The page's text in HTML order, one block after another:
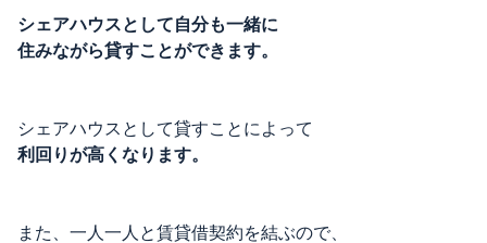
シェアハウスとして自分も一緒に
住みながら貸すことができます。
シェアハウスとして貸すことによって
利回りが高くなります。
また、一人一人と賃貸借契約を結ぶので、